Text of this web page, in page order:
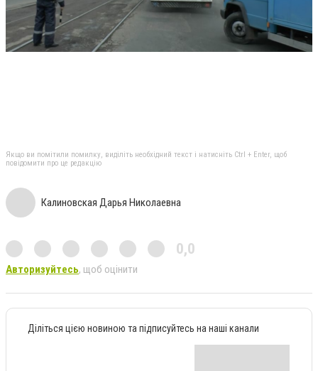
Якщо ви помітили помилку, виділіть необхідний текст і натисніть Ctrl + Enter, щоб
повідомити про це редакцію
Калиновская Дарья Николаевна
0,0
Авторизуйтесь, щоб оцінити
Діліться цією новиною та підписуйтесь на наші канали